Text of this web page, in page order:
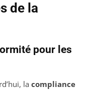
de la
pour les
la compliance